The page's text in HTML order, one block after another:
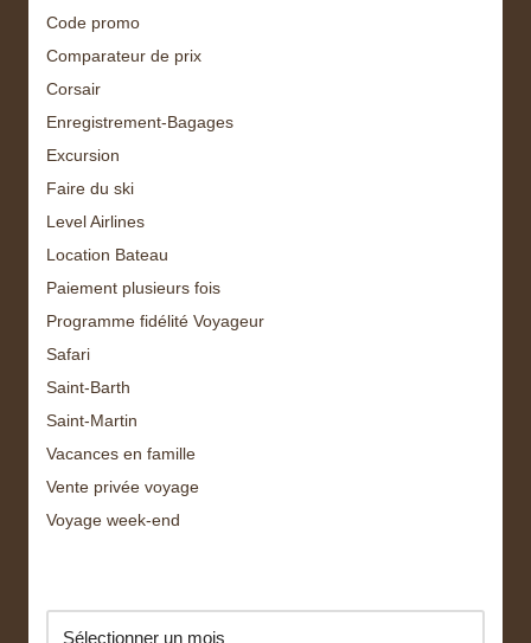
Code promo
Comparateur de prix
Corsair
Enregistrement-Bagages
Excursion
Faire du ski
Level Airlines
Location Bateau
Paiement plusieurs fois
Programme fidélité Voyageur
Safari
Saint-Barth
Saint-Martin
Vacances en famille
Vente privée voyage
Voyage week-end